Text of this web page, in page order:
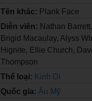
Tên khác: Plank Face
Diễn viên: Nathan
Brigid Macaulay, Alyss
Hignite, Ellie Church,
Thompson
Thể loại: Kinh Dị
Quốc gia: Âu Mỹ